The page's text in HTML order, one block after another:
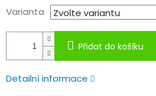
Varianta
Přidat do košíku
Detailní informace